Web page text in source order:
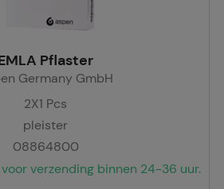
Pflaster
Germany GmbH
2X1 Pcs
pleister
08864800
verzending binnen 24-36 uur.